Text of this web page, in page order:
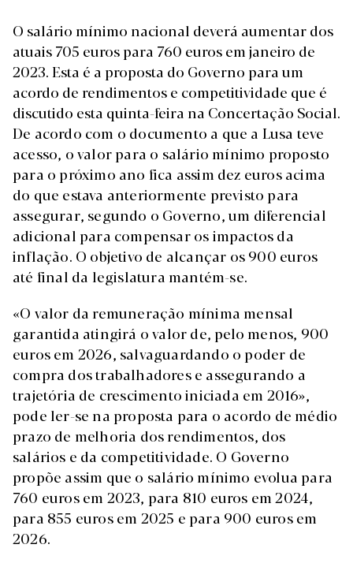
O salário mínimo nacional deverá aumentar dos
atuais 705 euros para 760 euros em janeiro de
2023. Esta é a proposta do Governo para um
acordo de rendimentos e competitividade que é
discutido esta quinta-feira na Concertação Social.
De acordo com o documento a que a Lusa teve
acesso, o valor para o salário mínimo proposto
para o próximo ano fica assim dez euros acima
do que estava anteriormente previsto para
assegurar, segundo o Governo, um diferencial
adicional para compensar os impactos da
inflação. O objetivo de alcançar os 900 euros
até final da legislatura mantém-se.
«O valor da remuneração mínima mensal
garantida atingirá o valor de, pelo menos, 900
euros em 2026, salvaguardando o poder de
compra dos trabalhadores e assegurando a
trajetória de crescimento iniciada em 2016»,
pode ler-se na proposta para o acordo de médio
prazo de melhoria dos rendimentos, dos
salários e da competitividade. O Governo
propõe assim que o salário mínimo evolua para
760 euros em 2023, para 810 euros em 2024,
para 855 euros em 2025 e para 900 euros em
2026.